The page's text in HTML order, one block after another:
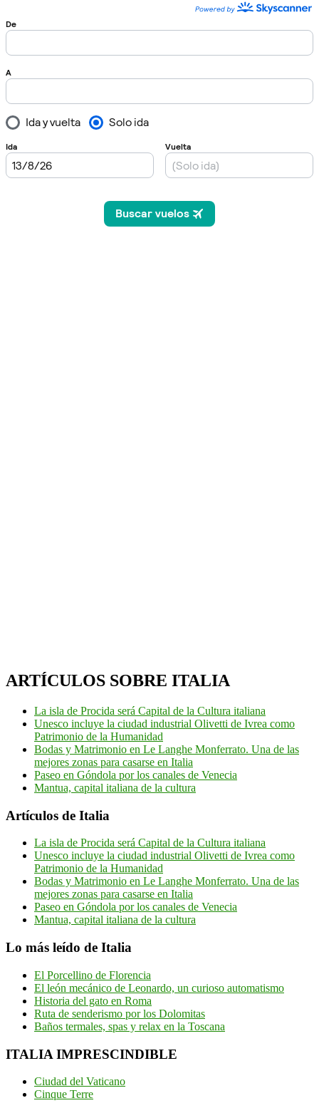
ARTÍCULOS SOBRE ITALIA
La isla de Procida será Capital de la Cultura italiana
Unesco incluye la ciudad industrial Olivetti de Ivrea como
Patrimonio de la Humanidad
Bodas y Matrimonio en Le Langhe Monferrato. Una de las
mejores zonas para casarse en Italia
Paseo en Góndola por los canales de Venecia
Mantua, capital italiana de la cultura
Artículos de Italia
La isla de Procida será Capital de la Cultura italiana
Unesco incluye la ciudad industrial Olivetti de Ivrea como
Patrimonio de la Humanidad
Bodas y Matrimonio en Le Langhe Monferrato. Una de las
mejores zonas para casarse en Italia
Paseo en Góndola por los canales de Venecia
Mantua, capital italiana de la cultura
Lo más leído de Italia
El Porcellino de Florencia
El león mecánico de Leonardo, un curioso automatismo
Historia del gato en Roma
Ruta de senderismo por los Dolomitas
Baños termales, spas y relax en la Toscana
ITALIA IMPRESCINDIBLE
Ciudad del Vaticano
Cinque Terre